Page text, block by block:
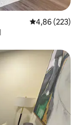
4,86 de uma
4,86 (223)